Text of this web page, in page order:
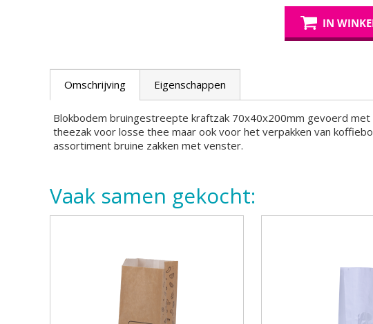
IN
Omschrijving Eigenschappen
Blokbodem bruingestreepte kraftzak 70x40x200mm gevoerd
theezak voor losse thee maar ook voor het verpakken van
assortiment bruine zakken met venster.
Vaak samen gekocht: